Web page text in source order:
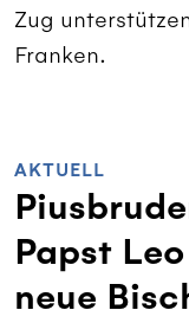
Zug
Franken.
AKTUELL
Papst
neue